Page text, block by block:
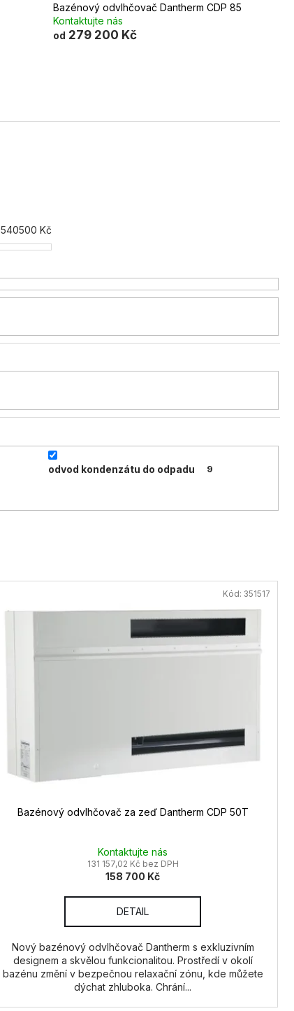
Bazénový odvlhčovač Dantherm CDP 85
Kontaktujte nás
od 279 200 Kč
540500 Kč
odvod kondenzátu do odpadu 9
Bazénový odvlhčovač za zeď Dantherm CDP 50T
Kontaktujte nás
131 157,02 Kč bez DPH
158 700 Kč
DETAIL
Nový bazénový odvlhčovač Dantherm s exkluzivním
designem a skvělou funkcionalitou. Prostředí v okolí
bazénu změní v bezpečnou relaxační zónu, kde můžete
dýchat zhluboka. Chrání...
Kód: 351517